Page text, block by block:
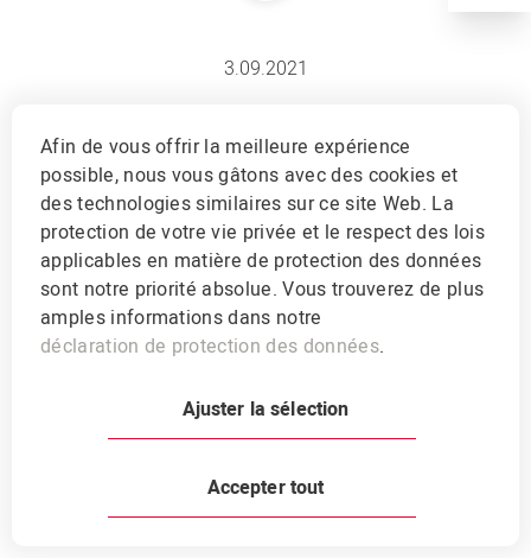
3.09.2021
Mesurer et
maîtriser
l’importance de la
BACA
favorise la production et la fertilité et
assure la prévention des maladies
métaboliques.
Afin de vous offrir la meilleure expérience
possible, nous vous gâtons avec des cookies et
des technologies similaires sur ce site Web. La
protection de votre vie privée et le respect des lois
applicables en matière de protection des données
sont notre priorité absolue. Vous trouverez de plus
amples informations dans notre
déclaration de protection des données.
Ajuster la sélection
Accepter tout